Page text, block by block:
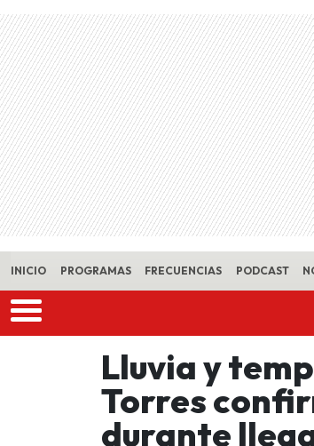
Skip to main content
INICIO PROGRAMAS FRECUENCIAS PODCAST
Lluvia y
Torres
durante